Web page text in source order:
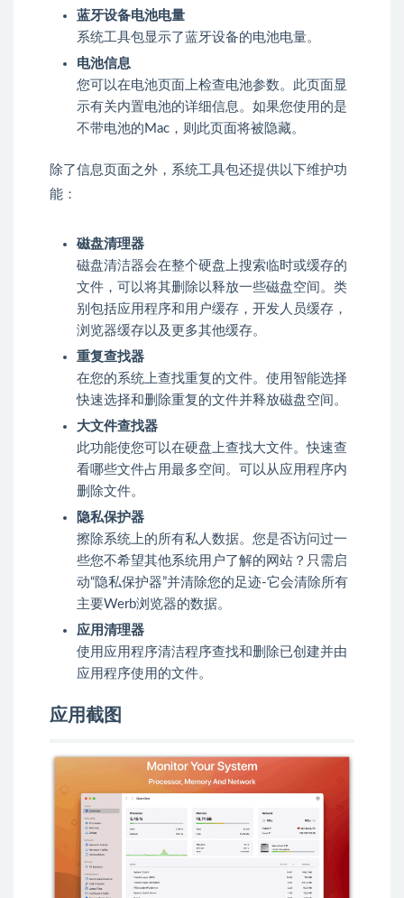
蓝牙设备电池电量
系统工具包显示了蓝牙设备的电池电量。
电池信息
您可以在电池页面上检查电池参数。此页面显
示有关内置电池的详细信息。如果您使用的是
不带电池的Mac，则此页面将被隐藏。
除了信息页面之外，系统工具包还提供以下维护功
能：
磁盘清理器
磁盘清洁器会在整个硬盘上搜索临时或缓存的
文件，可以将其删除以释放一些磁盘空间。类
别包括应用程序和用户缓存，开发人员缓存，
浏览器缓存以及更多其他缓存。
重复查找器
在您的系统上查找重复的文件。使用智能选择
快速选择和删除重复的文件并释放磁盘空间。
大文件查找器
此功能使您可以在硬盘上查找大文件。快速查
看哪些文件占用最多空间。可以从应用程序内
删除文件。
隐私保护器
擦除系统上的所有私人数据。您是否访问过一
些您不希望其他系统用户了解的网站？只需启
动“隐私保护器”并清除您的足迹-它会清除所有
主要Werb浏览器的数据。
应用清理器
使用应用程序清洁程序查找和删除已创建并由
应用程序使用的文件。
应用截图